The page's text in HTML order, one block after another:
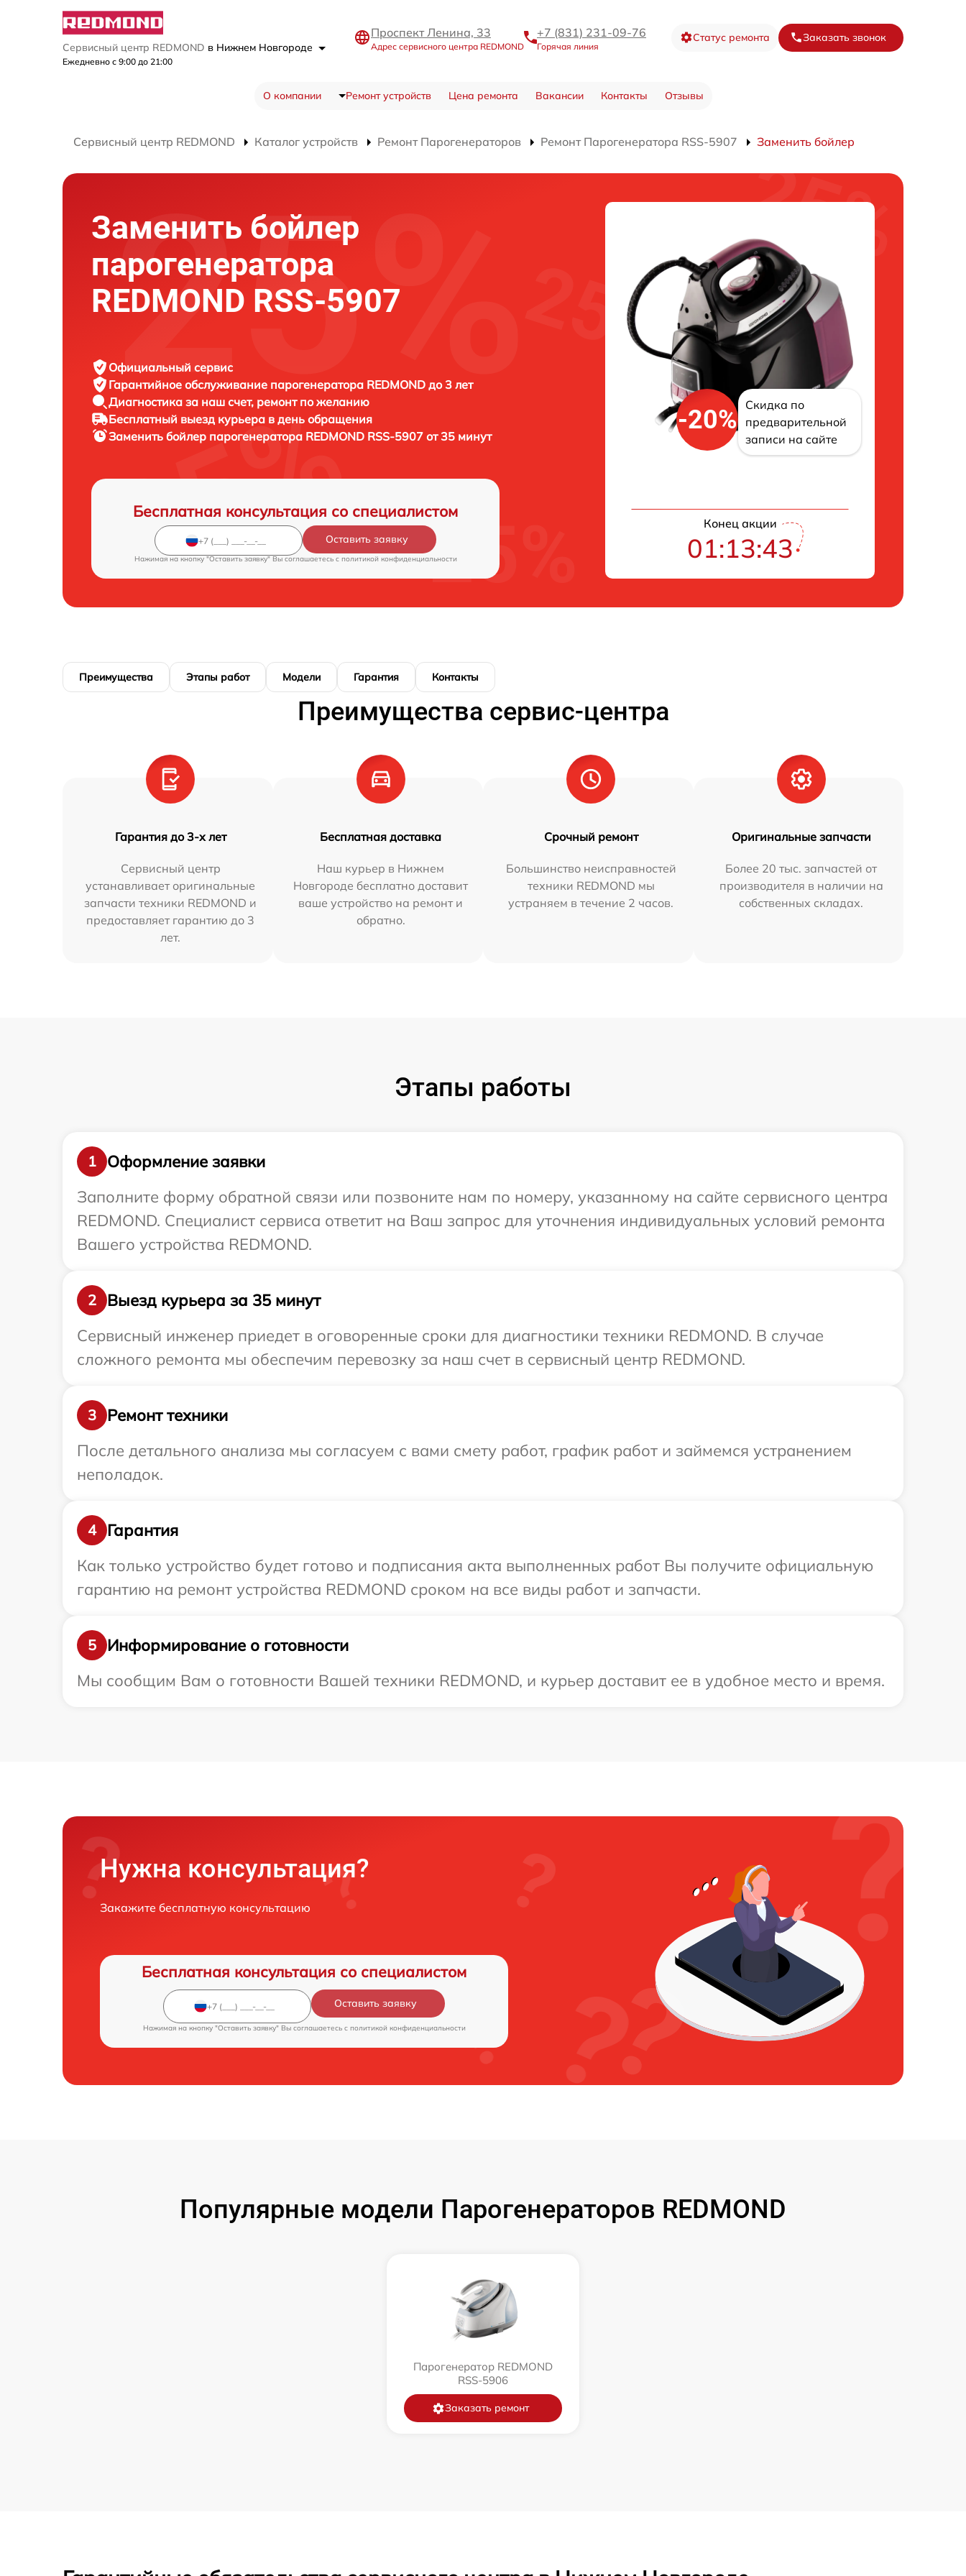
Сервисный центр REDMOND в Нижнем Новгороде
Ежедневно с 9:00 до 21:00
Проспект Ленина, 33
Адрес сервисного центра REDMOND
+7 (831) 231-09-76
Горячая линия
Статус ремонта Заказать звонок
О компании Ремонт устройств Цена ремонта Вакансии Контакты Отзывы
Сервисный центр REDMOND Каталог устройств Ремонт Парогенераторов Ремонт Парогенератора RSS-5907 Заменить бойлер
Заменить бойлер
парогенератора
REDMOND RSS-5907
Официальный сервис
Гарантийное обслуживание парогенератора REDMOND до 3 лет
Диагностика за наш счет, ремонт по желанию
Бесплатный выезд курьера в день обращения
Заменить бойлер парогенератора REDMOND RSS-5907 от 35 минут
Бесплатная консультация со специалистом
Оставить заявку
Нажимая на кнопку "Оставить заявку" Вы соглашаетесь c политикой конфиденциальности
-20%
Скидка по
предварительной
записи на сайте
Конец акции
01:13:42
Преимущества Этапы работ Модели Гарантия Контакты
Преимущества сервис-центра
Гарантия до 3-х лет
Сервисный центр
устанавливает оригинальные
запчасти техники REDMOND и
предоставляет гарантию до 3
лет.
Бесплатная доставка
Наш курьер в Нижнем
Новгороде бесплатно доставит
ваше устройство на ремонт и
обратно.
Срочный ремонт
Большинство неисправностей
техники REDMOND мы
устраняем в течение 2 часов.
Оригинальные запчасти
Более 20 тыс. запчастей от
производителя в наличии на
собственных складах.
Этапы работы
1
Оформление заявки
Заполните форму обратной связи или позвоните нам по номеру, указанному на сайте сервисного центра
REDMOND. Специалист сервиса ответит на Ваш запрос для уточнения индивидуальных условий ремонта
Вашего устройства REDMOND.
2
Выезд курьера за 35 минут
Сервисный инженер приедет в оговоренные сроки для диагностики техники REDMOND. В случае
сложного ремонта мы обеспечим перевозку за наш счет в сервисный центр REDMOND.
3
Ремонт техники
После детального анализа мы согласуем с вами смету работ, график работ и займемся устранением
неполадок.
4
Гарантия
Как только устройство будет готово и подписания акта выполненных работ Вы получите официальную
гарантию на ремонт устройства REDMOND сроком на все виды работ и запчасти.
5
Информирование о готовности
Мы сообщим Вам о готовности Вашей техники REDMOND, и курьер доставит ее в удобное место и время.
Нужна консультация?
Закажите бесплатную консультацию
Бесплатная консультация со специалистом
Оставить заявку
Нажимая на кнопку "Оставить заявку" Вы соглашаетесь c политикой конфиденциальности
Популярные модели Парогенераторов REDMOND
Парогенератор REDMOND
RSS-5906
Заказать ремонт